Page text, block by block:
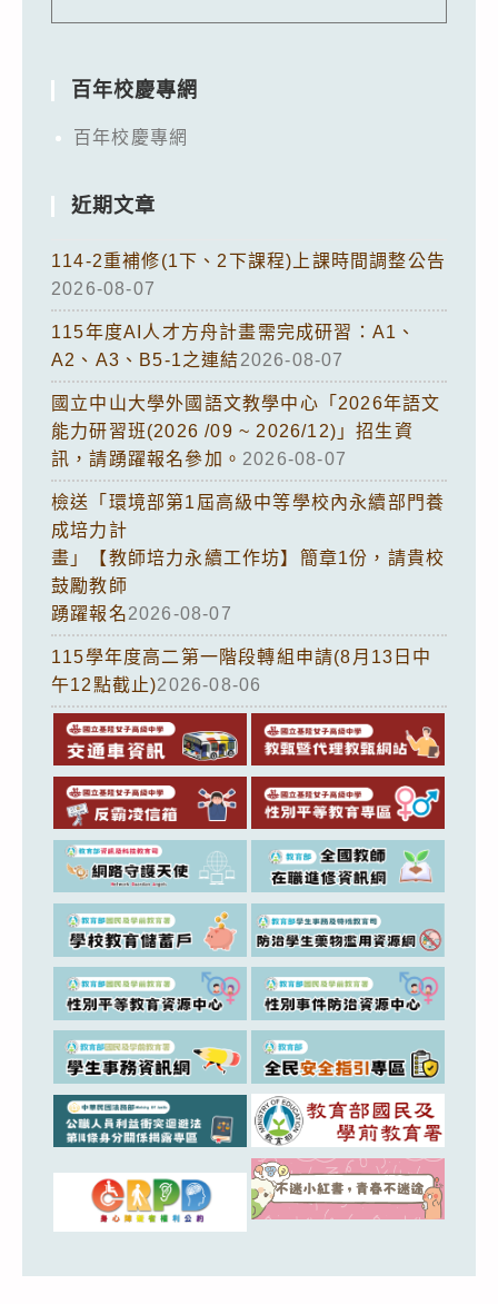
百年校慶專網
百年校慶專網
近期文章
114-2重補修(1下、2下課程)上課時間調整公告
2026-08-07
115年度AI人才方舟計畫需完成研習：A1、
A2、A3、B5-1之連結2026-08-07
國立中山大學外國語文教學中心「2026年語文
能力研習班(2026 /09 ~ 2026/12)」招生資
訊，請踴躍報名參加。 2026-08-07
檢送「環境部第1屆高級中等學校內永續部門養
成培力計
畫」【教師培力永續工作坊】簡章1份，請貴校
鼓勵教師
踴躍報名2026-08-07
115學年度高二第一階段轉組申請(8月13日中
午12點截止)2026-08-06